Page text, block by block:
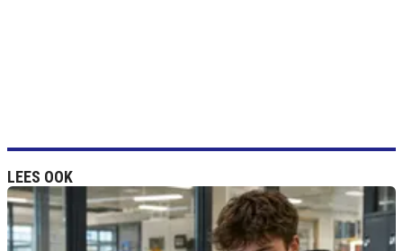
LEES OOK